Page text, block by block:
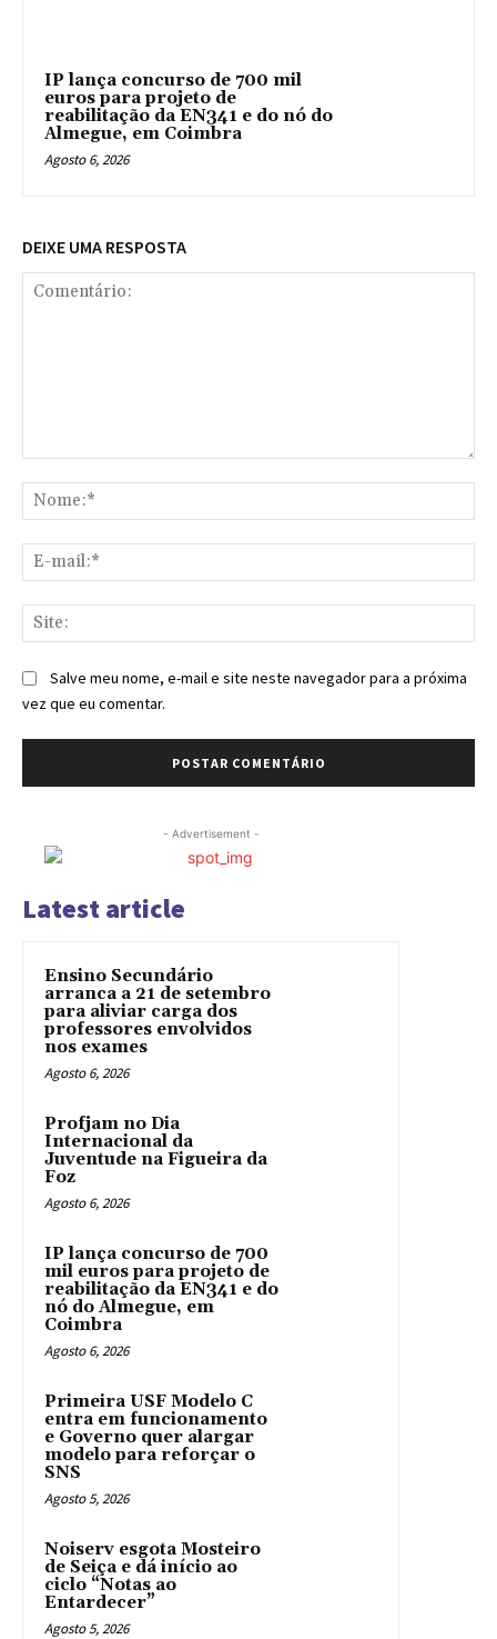
IP lança concurso de 700 mil
euros para projeto de
reabilitação da EN341 e do nó do
Almegue, em Coimbra
Agosto 6, 2026
DEIXE UMA RESPOSTA
Salve meu nome, e-mail e site neste navegador para a próxima
vez que eu comentar.
- Advertisement -
Latest article
Ensino Secundário
arranca a 21 de setembro
para aliviar carga dos
professores envolvidos
nos exames
Agosto 6, 2026
Profjam no Dia
Internacional da
Juventude na Figueira da
Foz
Agosto 6, 2026
IP lança concurso de 700
mil euros para projeto de
reabilitação da EN341 e do
nó do Almegue, em
Coimbra
Agosto 6, 2026
Primeira USF Modelo C
entra em funcionamento
e Governo quer alargar
modelo para reforçar o
SNS
Agosto 5, 2026
Noiserv esgota Mosteiro
de Seiça e dá início ao
ciclo “Notas ao
Entardecer”
Agosto 5, 2026